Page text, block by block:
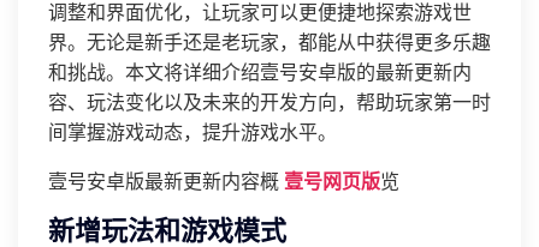
调整和界面优化，让玩家可以更便捷地探索游戏世
界。无论是新手还是老玩家，都能从中获得更多乐趣
和挑战。本文将详细介绍壹号安卓版的最新更新内
容、玩法变化以及未来的开发方向，帮助玩家第一时
间掌握游戏动态，提升游戏水平。
壹号安卓版最新更新内容概 壹号网页版览
新增玩法和游戏模式